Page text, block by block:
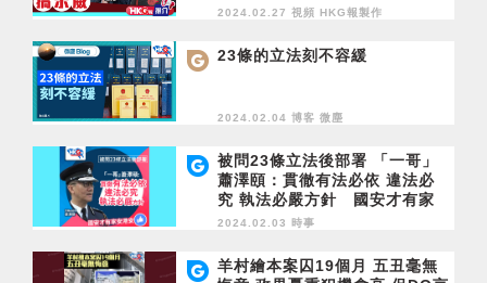
2024.02.27 視頻 HKG報製作
23條的立法刻不容緩
2024.02.04 博客 微塵
被問23條立法後部署 「一哥」
蕭澤頤：貫徹有法必依 違法必
究 執法必嚴方針 國安才有家
安港安！
2024.02.03 時事
羊村繪本案囚19個月 五丑毫無